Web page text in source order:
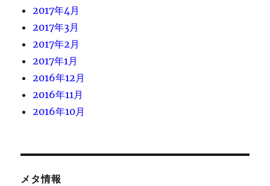
2017年4月
2017年3月
2017年2月
2017年1月
2016年12月
2016年11月
2016年10月
メタ情報